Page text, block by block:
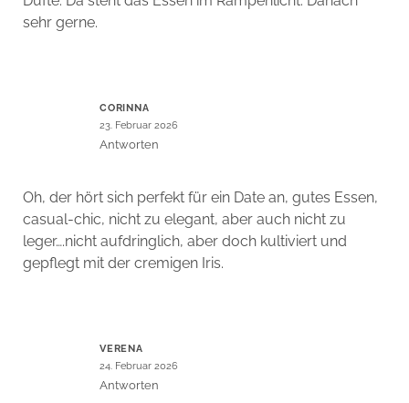
sehr gerne.
CORINNA
23. Februar 2026
Antworten
Oh, der hört sich perfekt für ein Date an, gutes Essen,
casual-chic, nicht zu elegant, aber auch nicht zu
leger….nicht aufdringlich, aber doch kultiviert und
gepflegt mit der cremigen Iris.
VERENA
24. Februar 2026
Antworten